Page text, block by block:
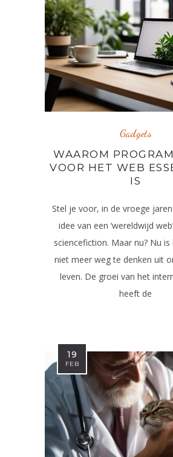
Gadgets
WAAROM
VOOR HET WEB
IS
Stel je voor, in de vroege jaren
idee van een ‘wereldwijd
sciencefiction. Maar nu? Nu
niet meer weg te denken uit
leven. De groei van het
heeft de
19
FEB